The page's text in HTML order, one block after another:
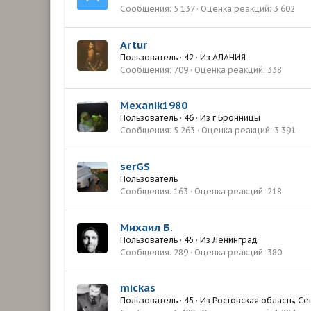
Сообщения 5 137 Оценка реакций 3 602
Artur
Пользователь · 42 · Из АЛАНИЯ
Сообщения 709 Оценка реакций 338
Mexanik1980
Пользователь · 46 · Из г Бронницы
Сообщения 5 263 Оценка реакций 3 391
serGS
Пользователь
Сообщения 163 Оценка реакций 218
Михаил Б.
Пользователь · 45 · Из Ленинград
Сообщения 289 Оценка реакций 380
mickas
Пользователь · 45 · Из Ростовская область;